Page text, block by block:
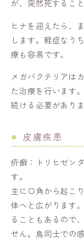
が、突然死するこ
ヒナを迎えたら、
します。軽症なう
療も容易です。
メガバクテリアは
た治療を行います
続ける必要がありま
皮膚疾患
疥癬：トリヒゼン
す。
主に口角から起こ
体へと広がります
ることもあるので
せん。鳥同士での